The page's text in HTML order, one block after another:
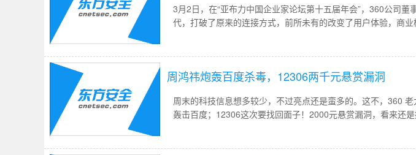
3月2日，在“亚布力中国企业家论坛第十五届年会”，360公司
代，打破了原来的连接方式，前所未有的改变了用户体验，商
周鸿祎炮轰百度杀毒，12306两千元悬赏漏洞
周末的科技信息想多较少，不过亮点还是蛮多的。这不，360
轰击百度；12306这次要找回面子！2000元悬赏漏洞，看来